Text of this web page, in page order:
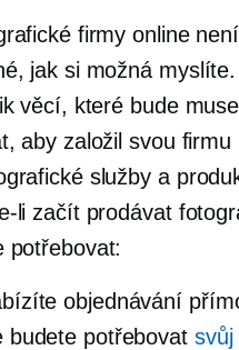
firmy online
jak si možná
věcí, které bude
aby založil svou firmu
služby a
li začít prodávat
potřebovat:
objednávání
budete potřebovat svůj